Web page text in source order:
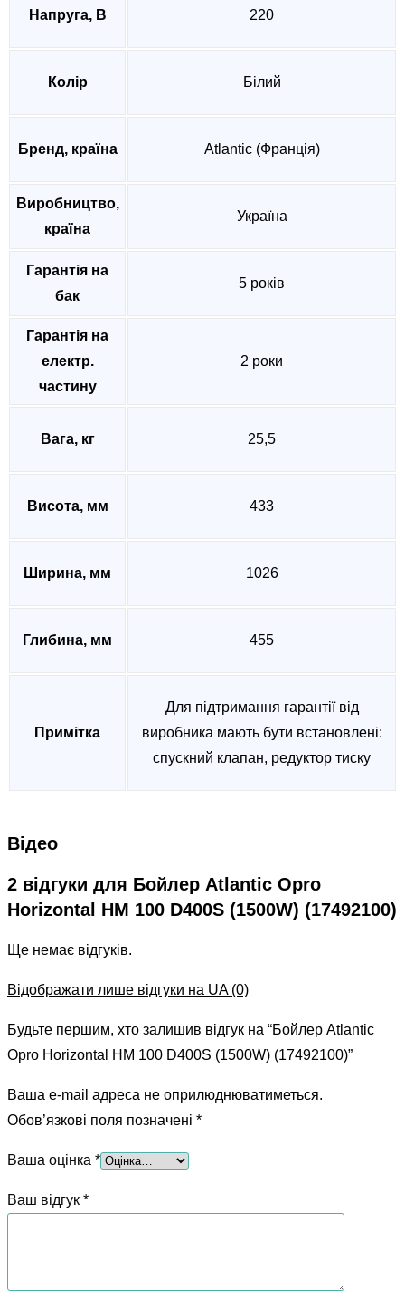
Напруга, В 220
Колір Білий
Бренд, країна Atlantic (Франція)
Виробництво,
країна
Україна
Гарантія на
бак
5 років
Гарантія на
електр.
частину
2 роки
Вага, кг 25,5
Висота, мм 433
Ширина, мм 1026
Глибина, мм 455
Примітка
Для підтримання гарантії від
виробника мають бути встановлені:
спускний клапан, редуктор тиску
Відео
2 відгуки для Бойлер Atlantic Opro
Horizontal HM 100 D400S (1500W) (17492100)
Ще немає відгуків.
Відображати лише відгуки на UA (0)
Будьте першим, хто залишив відгук на “Бойлер Atlantic
Opro Horizontal HM 100 D400S (1500W) (17492100)”
Ваша e-mail адреса не оприлюднюватиметься.
Обов’язкові поля позначені *
Ваша оцінка *
Ваш відгук *